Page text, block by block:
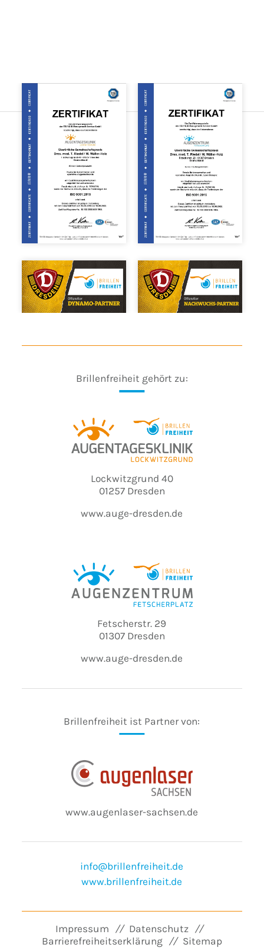
Brillenfreiheit gehört zu:
Lockwitzgrund 40
01257 Dresden
www.auge-dresden.de
Fetscherstr. 29
01307 Dresden
www.auge-dresden.de
Brillenfreiheit ist Partner von:
www.augenlaser-sachsen.de
info@brillenfreiheit.de
www.brillenfreiheit.de
Impressum
Datenschutz
Barrierefreiheitserklärung
Sitemap